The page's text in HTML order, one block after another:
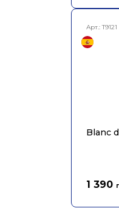
Арт.:T9121
Blanc
1 390